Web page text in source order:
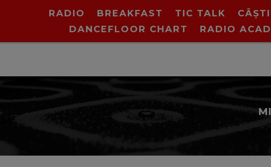
RADIO BREAKFAST TIC TALK
DANCEFLOOR CHART
RADIO